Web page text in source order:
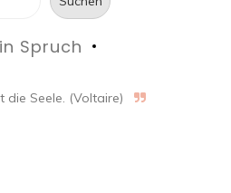
Spruch
die Seele. (Voltaire)